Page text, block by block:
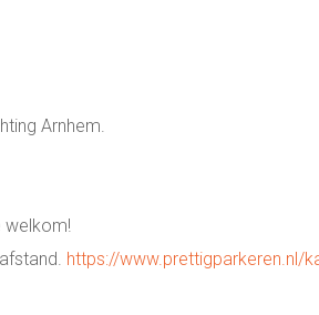
Arnhem.
welkom!
https://www.prettigparkeren.nl/